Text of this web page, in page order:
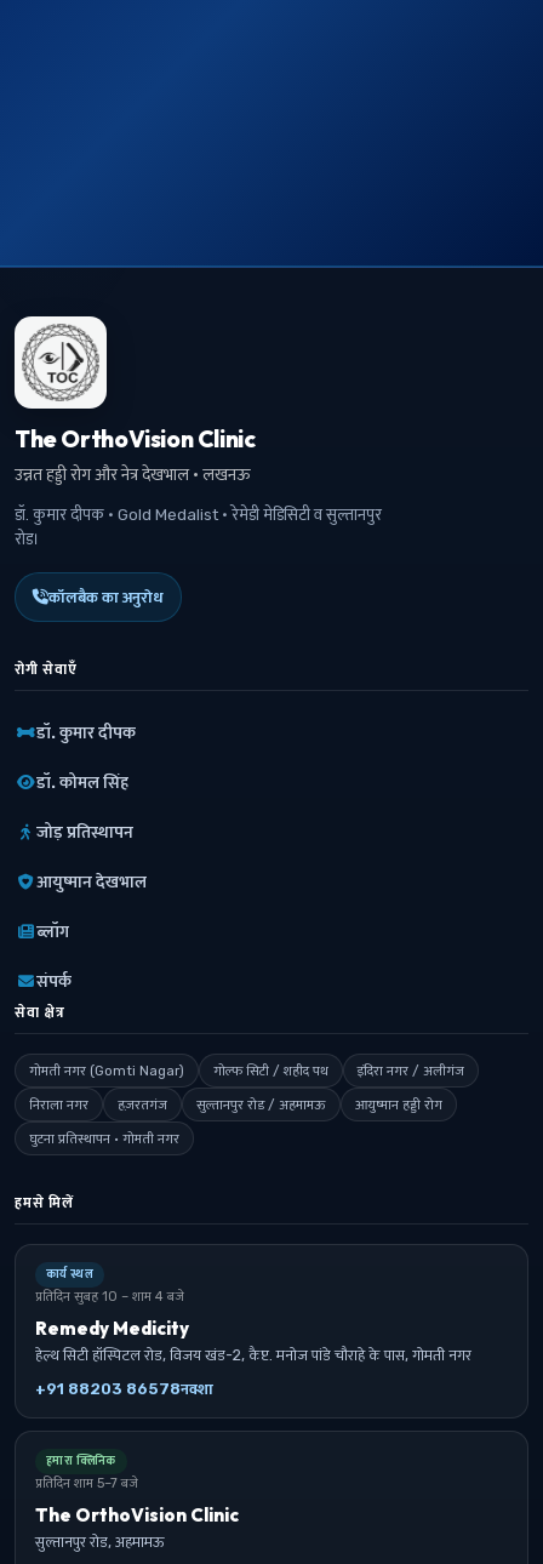
The OrthoVision Clinic
उन्नत हड्डी रोग और नेत्र देखभाल · लखनऊ
डॉ. कुमार दीपक · Gold Medalist · रेमेडी मेडिसिटी व सुल्तानपुर
रोड।
कॉलबैक का अनुरोध
रोगी सेवाएँ
डॉ. कुमार दीपक
डॉ. कोमल सिंह
जोड़ प्रतिस्थापन
आयुष्मान देखभाल
ब्लॉग
संपर्क
सेवा क्षेत्र
गोमती नगर (Gomti Nagar) गोल्फ सिटी / शहीद पथ
इंदिरा नगर / अलीगंज
निराला नगर
हज़रतगंज सुल्तानपुर रोड / अहमामऊ
आयुष्मान हड्डी रोग
घुटना प्रतिस्थापन · गोमती नगर
हमसे मिलें
कार्य स्थल
प्रतिदिन सुबह 10 – शाम 4 बजे
Remedy Medicity
हेल्थ सिटी हॉस्पिटल रोड, विजय खंड-2, कैप्ट. मनोज पांडे चौराहे के पास, गोमती नगर
+91 88203 86578नक्शा
हमारा क्लिनिक
प्रतिदिन शाम 5–7 बजे
The OrthoVision Clinic
सुल्तानपुर रोड, अहमामऊ